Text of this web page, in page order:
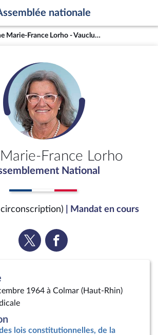
nationale
Mme Marie-France Lorho - Vaucluse (4e circonscription)
France Lorho
National
circonscription) | Mandat en cours
Voir
la
Voir
la
1964 à Colmar (Haut-Rhin)
lois constitutionnelles, de la